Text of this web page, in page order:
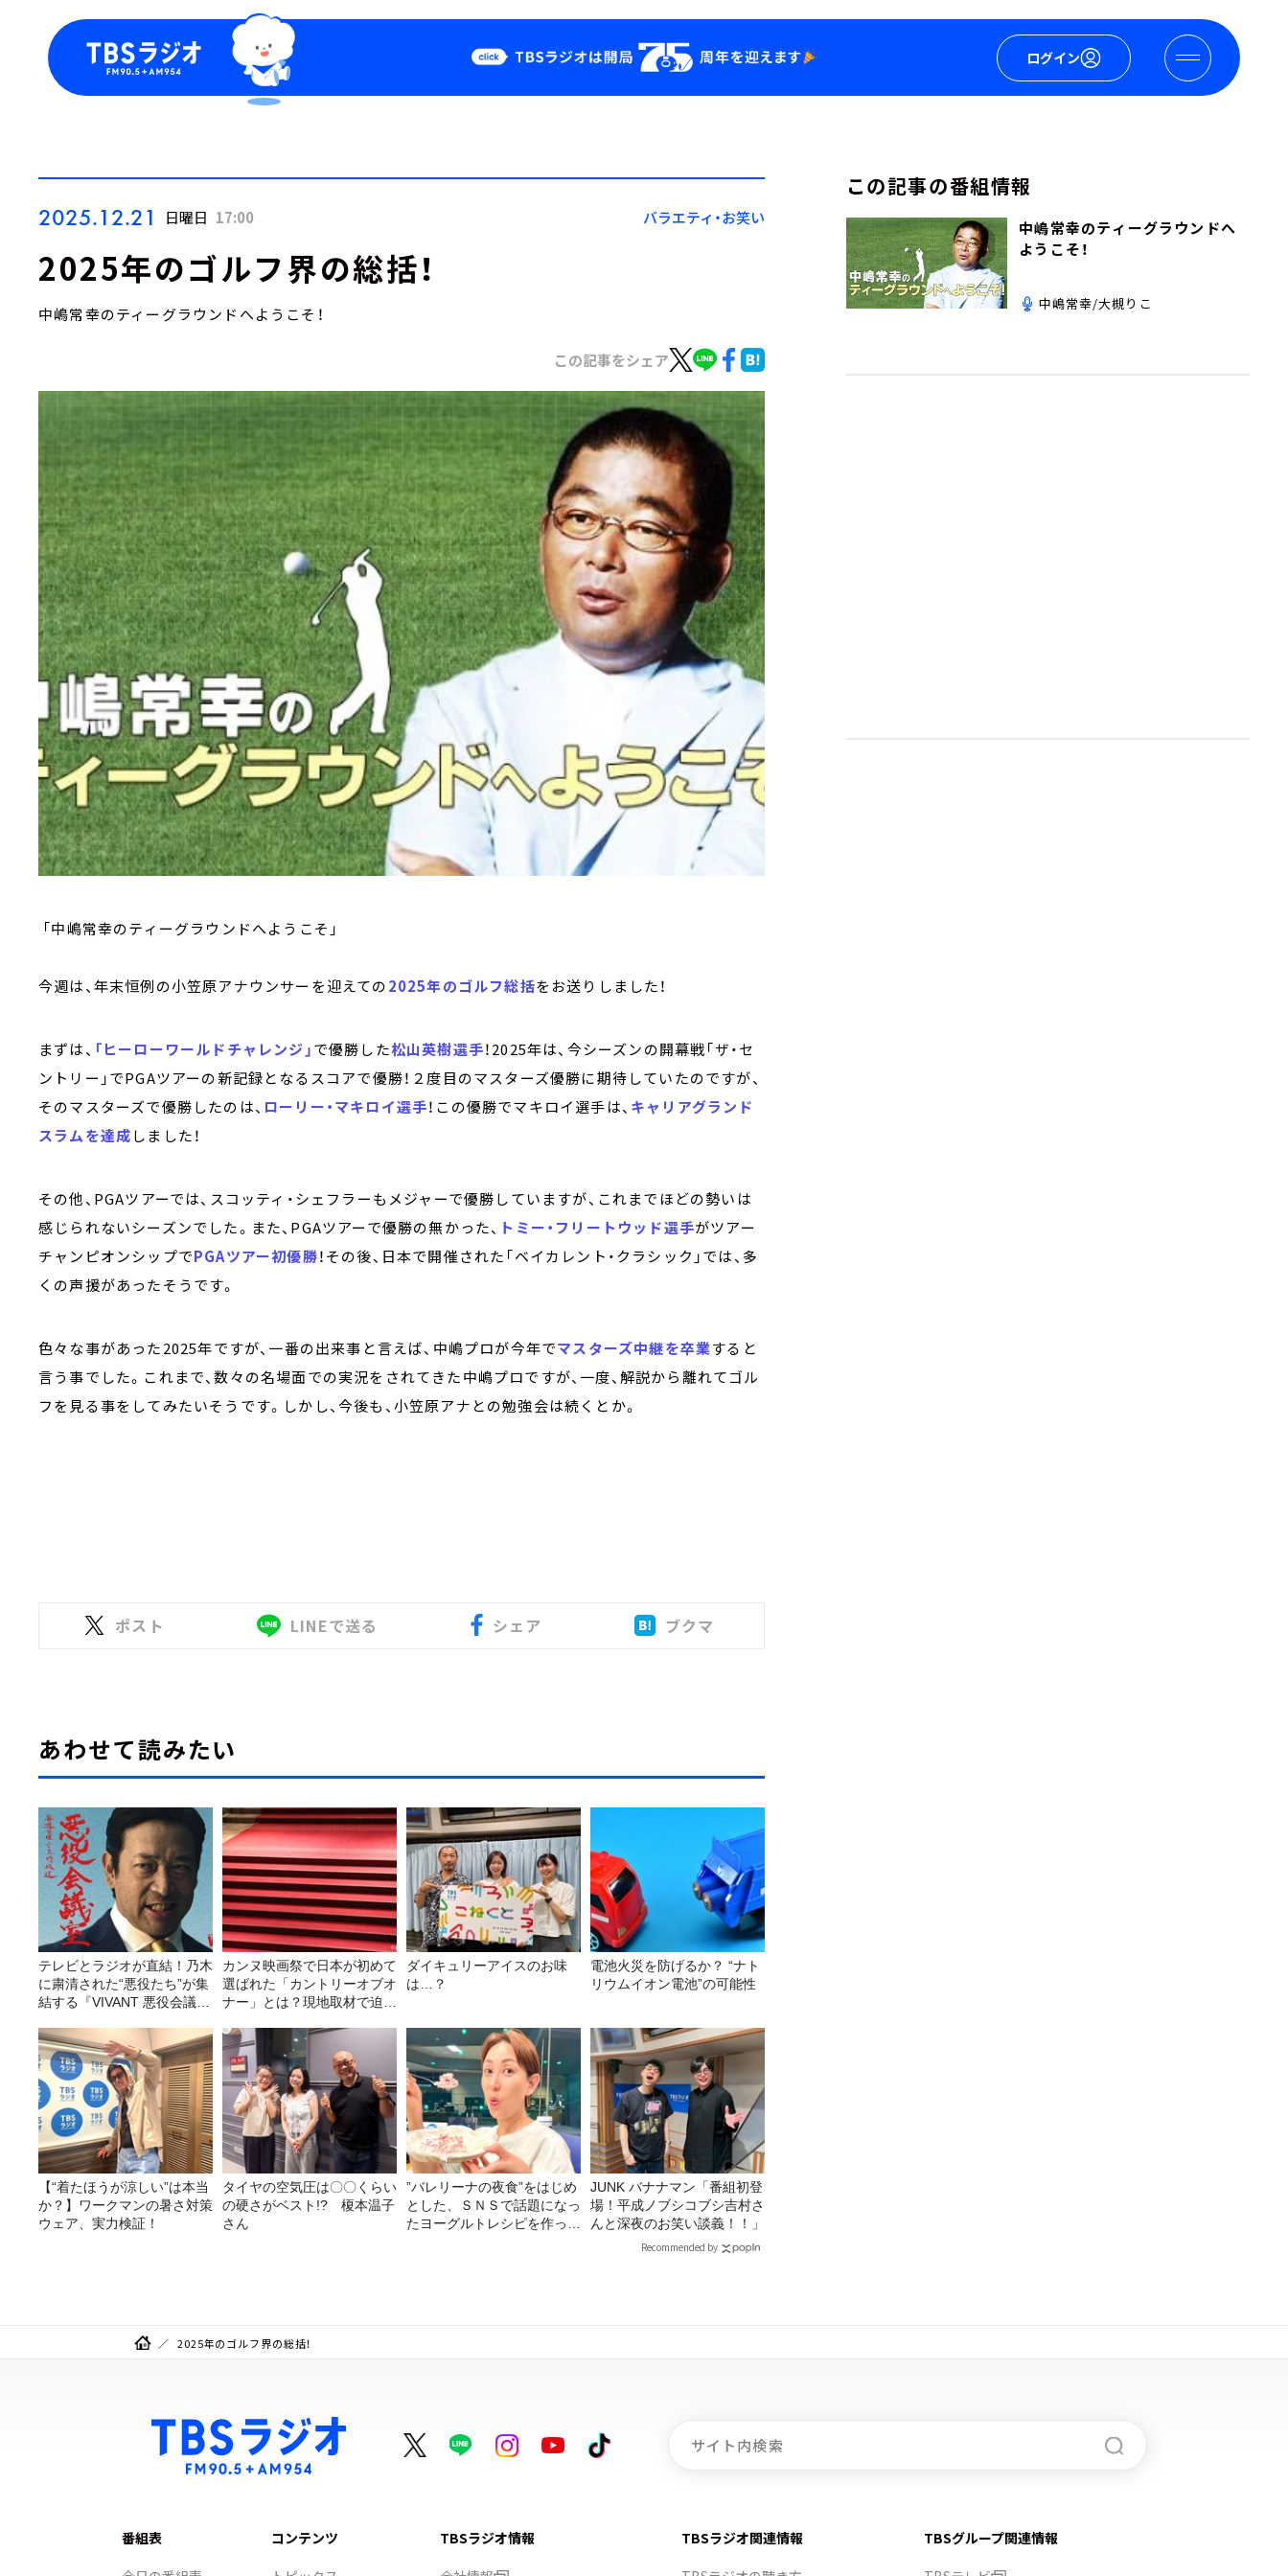
ログイン
Podcast
YouTube
会社情報
2025.12.21 日曜日 17:00 バラエティ・お笑い
2025年のゴルフ界の総括！
中嶋常幸のティーグラウンドへようこそ！
この記事をシェア
「中嶋常幸のティーグラウンドへようこそ」
今週は、年末恒例の小笠原アナウンサーを迎えての2025年のゴルフ総括をお送りしました！
まずは、 「ヒーローワールドチャレンジ」で優勝した松山英樹選手！2025年は、今シーズンの開幕戦「ザ・セ
ントリー」でPGAツアーの新記録となるスコアで優勝！２度目のマスターズ優勝に期待していたのですが、
そのマスターズで優勝したのは、 ローリー・マキロイ選手！この優勝でマキロイ選手は、 キャリアグランド
スラムを達成しました！
その他、PGAツアーでは、スコッティ・シェフラーもメジャーで優勝していますが、これまでほどの勢いは
感じられないシーズンでした。また、PGAツアーで優勝の無かった、 トミー・フリートウッド選手がツアー
チャンピオンシップでPGAツアー初優勝！その後、日本で開催された「ベイカレント・クラシック」では、多
くの声援があったそうです。
色々な事があった2025年ですが、一番の出来事と言えば、中嶋プロが今年でマスターズ中継を卒業すると
言う事でした。これまで、数々の名場面での実況をされてきた中嶋プロですが、一度、解説から離れてゴル
フを見る事をしてみたいそうです。しかし、今後も、小笠原アナとの勉強会は続くとか。
ポスト LINEで送る シェア ブクマ
あわせて読みたい
テレビとラジオが直結！乃木
に粛清された“悪役たち”が集
結する『VIVANT 悪役会議
カンヌ映画祭で日本が初めて
選ばれた「カントリーオブオ
ナー」とは？現地取材で迫る
ダイキュリーアイスのお味
は…？
電池火災を防げるか？ “ナト
リウムイオン電池”の可能性
【“着たほうが涼しい”は本当
か？】ワークマンの暑さ対策
ウェア、実力検証！
タイヤの空気圧は〇〇くらい
の硬さがベスト!? 榎本温子
さん
”バレリーナの夜食”をはじめ
とした、ＳＮＳで話題になっ
たヨーグルトレシピを作って
JUNK バナナマン「番組初登
場！平成ノブシコブシ吉村さ
んと深夜のお笑い談義！！」
Recommended by
この記事の番組情報
中嶋常幸のティーグラウンドへ
ようこそ！
中嶋常幸/大槻りこ
2025年のゴルフ界の総括！
番組表
コンテンツ
TBSラジオ情報
TBSラジオ関連情報
TBSグループ関連情報